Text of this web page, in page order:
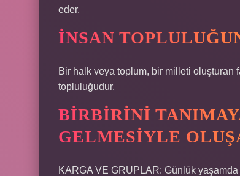
eder.
İNSAN
Bir halk veya toplum, bir milleti oluşturan
topluluğudur.
BIRBIRINI
GELMESIYLE
KARGA VE GRUPLAR: Günlük